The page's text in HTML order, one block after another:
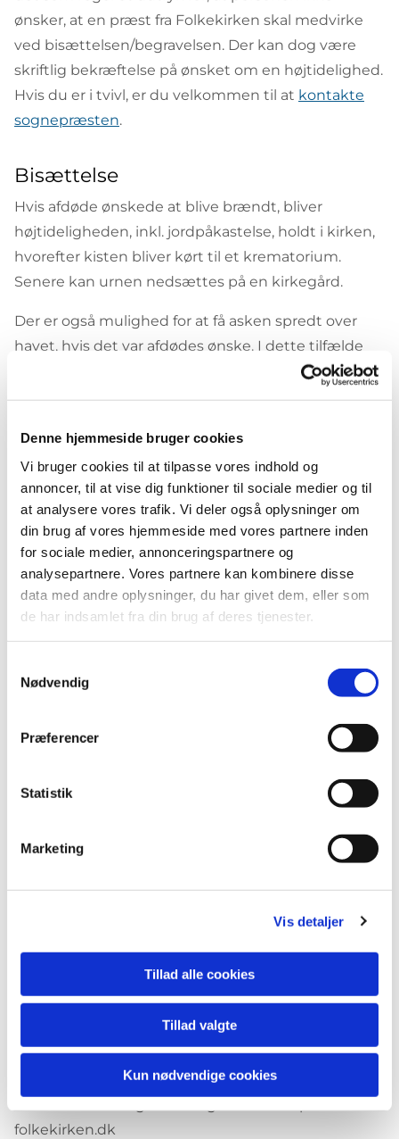
Denne hjemmeside bruger cookies
Vi bruger cookies til at tilpasse vores indhold og
annoncer, til at vise dig funktioner til sociale medier og til
at analysere vores trafik. Vi deler også oplysninger om
din brug af vores hjemmeside med vores partnere inden
for sociale medier, annonceringspartnere og
analysepartnere. Vores partnere kan kombinere disse
data med andre oplysninger, du har givet dem, eller som
de har indsamlet fra din brug af deres tjenester.
Nødvendig
Præferencer
Statistik
Marketing
Vis detaljer
Tillad alle cookies
Tillad valgte
Kun nødvendige cookies
ønsker, at en præst fra Folkekirken skal medvirke
ved bisættelsen/begravelsen. Der kan dog være
skriftlig bekræftelse på ønsket om en højtidelighed.
Hvis du er i tvivl, er du velkommen til at kontakte
sognepræsten.
Bisættelse
Hvis afdøde ønskede at blive brændt, bliver
højtideligheden, inkl. jordpåkastelse, holdt i kirken,
hvorefter kisten bliver kørt til et krematorium.
Senere kan urnen nedsættes på en kirkegård.
Der er også mulighed for at få asken spredt over
havet, hvis det var afdødes ønske. I dette tilfælde
skal bedemanden bruge en erklæring fra afdøde
om ønsket.
Begravelse
Hvis afdøde ønskede at blive begravet, bliver
højtideligheden holdt i kirken, hvorefter kisten
bliver kørt ud til graven, hvor jordpåkastelsen
foregår.
Samtale med præsten
Inden begravelsen eller bisættelsen mødes afdødes
højtideligheden. Her kan du fortælle om den
har andre ønsker for højtideligheden. Præsten kan
Begravelse og
bisættelse
folkekirken.dk